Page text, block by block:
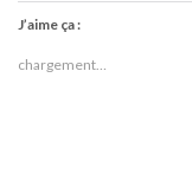
J’aime ça :
chargement…